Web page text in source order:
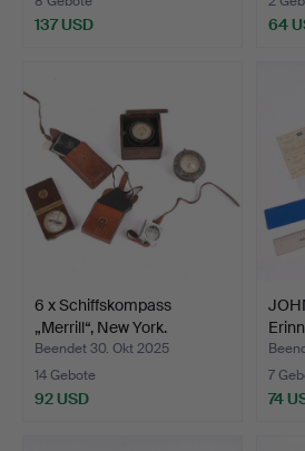
137 USD 64
6 x Schiffskompass
„Merrill“, New York.
Beendet 30. Okt 2025
14 Gebote
92 USD
S…
7
74